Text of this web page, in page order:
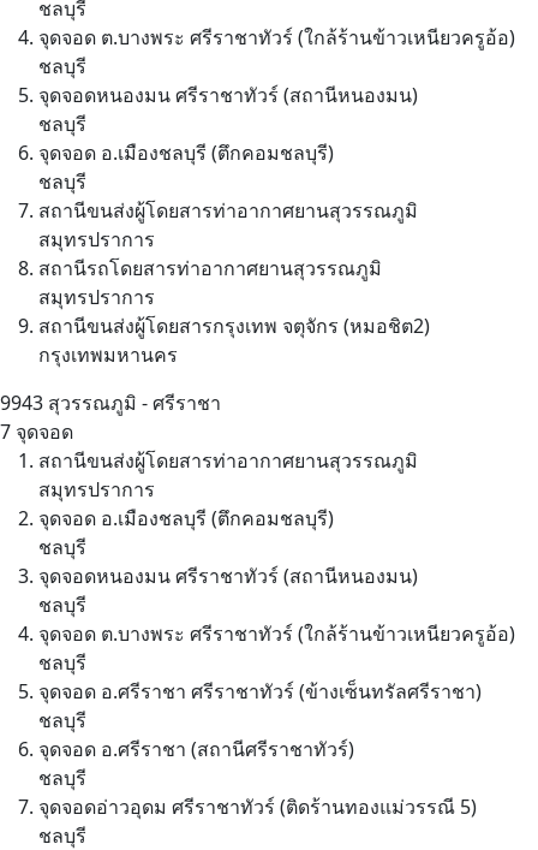
ชลบุรี
จุดจอด ต.บางพระ ศรีราชาทัวร์ (ใกล้ร้านข้าวเหนียวครูอ้อ)
ชลบุรี
จุดจอดหนองมน ศรีราชาทัวร์ (สถานีหนองมน)
ชลบุรี
จุดจอด อ.เมืองชลบุรี (ตึกคอมชลบุรี)
ชลบุรี
สถานีขนส่งผู้โดยสารท่าอากาศยานสุวรรณภูมิ
สมุทรปราการ
สถานีรถโดยสารท่าอากาศยานสุวรรณภูมิ
สมุทรปราการ
สถานีขนส่งผู้โดยสารกรุงเทพ จตุจักร (หมอชิต2)
กรุงเทพมหานคร
9943 สุวรรณภูมิ - ศรีราชา
7 จุดจอด
สถานีขนส่งผู้โดยสารท่าอากาศยานสุวรรณภูมิ
สมุทรปราการ
จุดจอด อ.เมืองชลบุรี (ตึกคอมชลบุรี)
ชลบุรี
จุดจอดหนองมน ศรีราชาทัวร์ (สถานีหนองมน)
ชลบุรี
จุดจอด ต.บางพระ ศรีราชาทัวร์ (ใกล้ร้านข้าวเหนียวครูอ้อ)
ชลบุรี
จุดจอด อ.ศรีราชา ศรีราชาทัวร์ (ข้างเซ็นทรัลศรีราชา)
ชลบุรี
จุดจอด อ.ศรีราชา (สถานีศรีราชาทัวร์)
ชลบุรี
จุดจอดอ่าวอุดม ศรีราชาทัวร์ (ติดร้านทองแม่วรรณี 5)
ชลบุรี